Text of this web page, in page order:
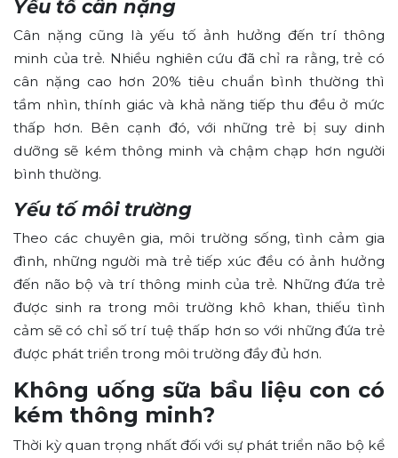
Yếu tố cân nặng
Cân nặng cũng là yếu tố ảnh hưởng đến trí thông
minh của trẻ. Nhiều nghiên cứu đã chỉ ra rằng, trẻ có
cân nặng cao hơn 20% tiêu chuẩn bình thường thì
tầm nhìn, thính giác và khả năng tiếp thu đều ở mức
thấp hơn. Bên cạnh đó, với những trẻ bị suy dinh
dưỡng sẽ kém thông minh và chậm chạp hơn người
bình thường.
Yếu tố môi trường
Theo các chuyên gia, môi trường sống, tình cảm gia
đình, những người mà trẻ tiếp xúc đều có ảnh hưởng
đến não bộ và trí thông minh của trẻ. Những đứa trẻ
được sinh ra trong môi trường khô khan, thiếu tình
cảm sẽ có chỉ số trí tuệ thấp hơn so với những đứa trẻ
được phát triển trong môi trường đầy đủ hơn.
Không uống sữa bầu liệu con có
kém thông minh?
Thời kỳ quan trọng nhất đối với sự phát triển não bộ kể